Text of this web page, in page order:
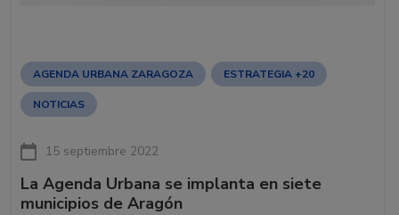
AGENDA URBANA ZARAGOZA ESTRATEGIA +20
NOTICIAS
15 septiembre 2022
La Agenda Urbana se implanta en siete
municipios de Aragón